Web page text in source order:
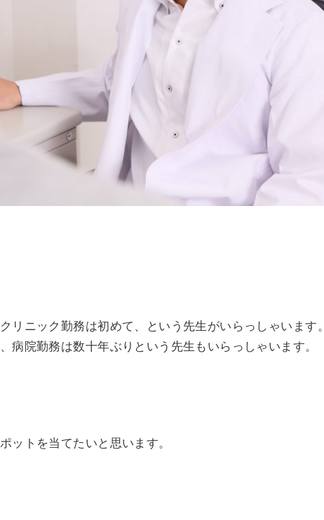
リニック勤務は初めて、という先生がいらっしゃいます。
病院勤務は数十年ぶりという先生もいらっしゃいます。
ットを当てたいと思います。